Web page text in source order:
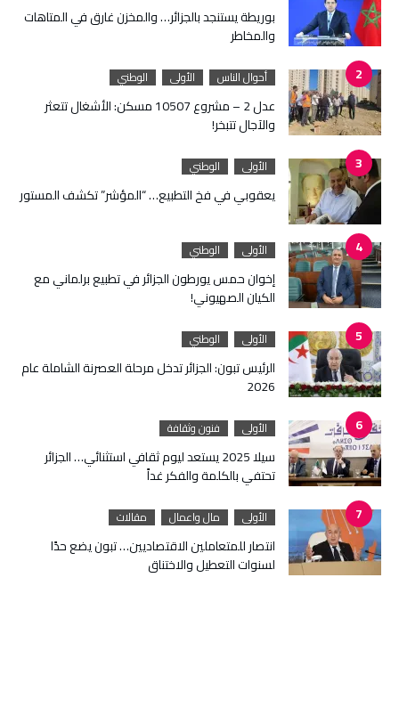
بوريطة يستنجد بالجزائر… والمخزن غارق في المتاهات
والمخاطر
أحوال الناس الأولى الوطني
عدل 2 – مشروع 10507 مسكن: الأشغال تتعثر
والآجال تتبخر!
الأولى الوطني
يعقوبي في فخ التطبيع… “المؤشر” تكشف المستور
الأولى الوطني
إخوان حمس يورطون الجزائر في تطبيع برلماني مع
الكيان الصهيوني!
الأولى الوطني
الرئيس تبون: الجزائر تدخل مرحلة العصرنة الشاملة عام
2026
الأولى فنون وثقافة
سيلا 2025 يستعد ليوم ثقافي استثنائي… الجزائر
تحتفي بالكلمة والفكر غداً
الأولى مال واعمال مقالات
انتصار للمتعاملين الاقتصاديين… تبون يضع حدًا
لسنوات التعطيل والاختناق